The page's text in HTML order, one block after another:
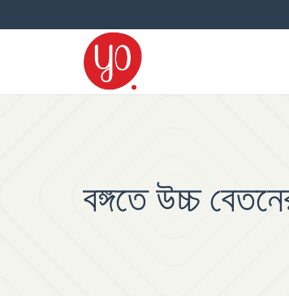
বঙ্গতে উচ্চ